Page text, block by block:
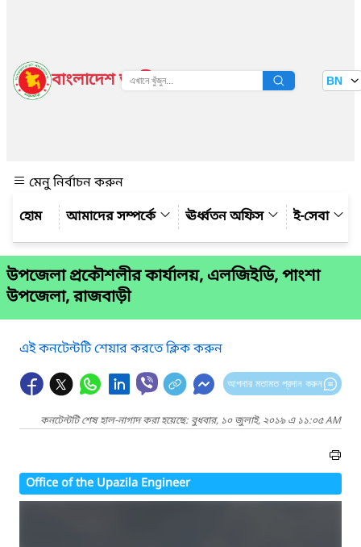
বাংলাদেশ জাতীয় তথ্য বাতায়ন BN
মেনু নির্বাচন করুন
আমাদের সম্পর্কে
ঊর্ধ্বতন অফিস ই-সেবা
উপজেলা প্রকৌশলীর কার্যালয়, এলজিইডি, পাংশা
উপজেলা, রাজবাড়ী
এই কনটেন্টটি শেয়ার করতে ক্লিক করুন
আপনার মতামত প্রদান করুন
কনটেন্টটি শেষ হাল-নাগাদ করা হয়েছে: বুধবার, ১০ জুলাই, ২০১৯ এ ১১:০৫ AM
Office of the Upazila Engineer